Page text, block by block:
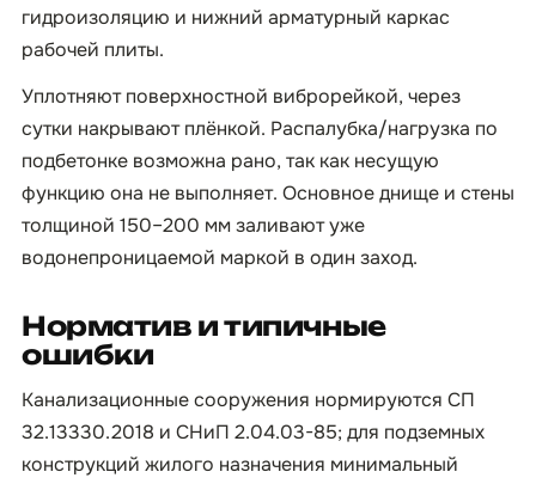
гидроизоляцию и нижний арматурный каркас
рабочей плиты.
Уплотняют поверхностной виброрейкой, через
сутки накрывают плёнкой. Распалубка/нагрузка по
подбетонке возможна рано, так как несущую
функцию она не выполняет. Основное днище и стены
толщиной 150–200 мм заливают уже
водонепроницаемой маркой в один заход.
Норматив и типичные
ошибки
Канализационные сооружения нормируются СП
32.13330.2018 и СНиП 2.04.03-85; для подземных
конструкций жилого назначения минимальный